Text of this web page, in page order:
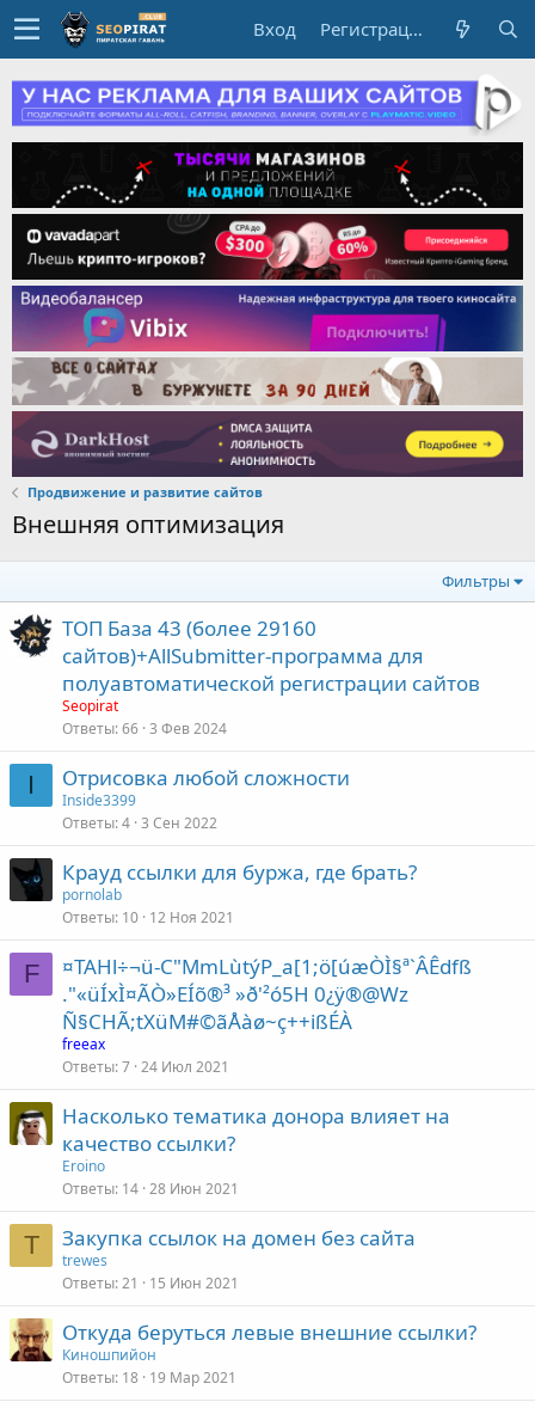
Вход Регистрация
Продвижение и развитие сайтов
Внешняя оптимизация
Фильтры
ТОП База 43 (более 29160
сайтов)+AllSubmitter-программа для
полуавтоматической регистрации сайтов
Seopirat
Ответы 66 3 Фев 2024
I Отрисовка любой сложности
Inside3399
Ответы 4 3 Сен 2022
Крауд ссылки для буржа, где брать?
pornolab
Ответы 10 12 Ноя 2021
F
¤TAHl÷¬ü-C"MmLùtýP_a[1;ö[úæÒÌ§ª`ÂÊdfß
."«üÍxÌ¤ÃÒ»EÍõ®³ »ð'²ó5H 0¿ÿ®@Wz
Ñ§CHÃ;tXüM#©ãÅàø~ç++ißÉÀ
freeax
Ответы 7 24 Июл 2021
Насколько тематика донора влияет на
качество ссылки?
Eroino
Ответы 14 28 Июн 2021
T Закупка ссылок на домен без сайта
trewes
Ответы 21 15 Июн 2021
Откуда беруться левые внешние ссылки?
Киношпийон
Ответы 18 19 Мар 2021